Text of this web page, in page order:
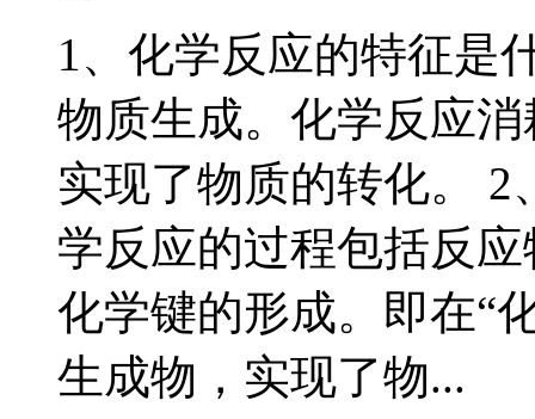
1、化学反应的特征是
物质生成。化学反应
实现了物质的转化。
学反应的过程包括反
化学键的形成。即在“
生成物，实现了物...